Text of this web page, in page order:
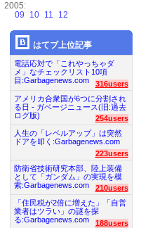
2005:
09
10 11 12
はてブ上位記事
電話応対で「これやっちゃダ
メ」なチェックリスト10項
目:Garbagenews.com
316users
アメリカ合衆国が6つに分割され
る日 - ガベージニュース(旧:過去
ログ版)
254users
人生の「レベルアップ」は突然
ドアを叩く:Garbagenews.com
223users
防衛省技術研究本部、陸上装備
として「ガンダム」の実現を模
索:Garbagenews.com
210users
「住民税が2倍に増えた」「自営
業者はツラい」の謎を探
る:Garbagenews.com
188users